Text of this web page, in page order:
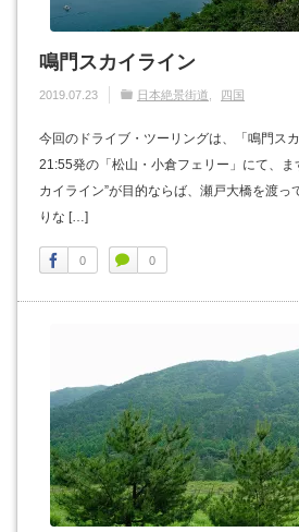
鳴門スカイライン
2019.07.23 日本絶景街道 四国
今回のドライブ・ツーリングは、「鳴門ス
21:55発の「松山・小倉フェリー」にて、ま
カイライン”が目的ならば、瀬戸大橋を渡っ
りな […]
0 0